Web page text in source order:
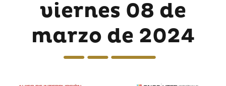
viernes 08 de
marzo de 2024